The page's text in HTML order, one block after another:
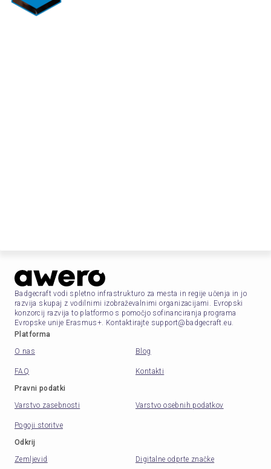
Badgecraft vodi spletno infrastrukturo za mesta in regije učenja in jo
razvija skupaj z vodilnimi izobraževalnimi organizacijami. Evropski
konzorcij razvija to platformo s pomočjo sofinanciranja programa
Evropske unije Erasmus+. Kontaktirajte support@badgecraft.eu.
Platforma
O nas
Blog
FAQ
Kontakti
Pravni podatki
Varstvo zasebnosti
Varstvo osebnih podatkov
Pogoji storitve
Odkrij
Zemljevid
Digitalne odprte značke